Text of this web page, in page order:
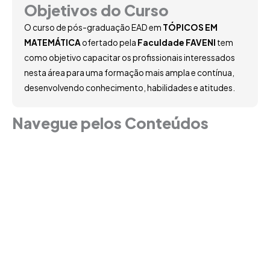
Objetivos do Curso
O curso de pós-graduação EAD em TÓPICOS EM
MATEMÁTICAofertado pela Faculdade FAVENI tem
como objetivo capacitar os profissionais interessados
nesta área para uma formação mais ampla e contínua,
desenvolvendo conhecimento, habilidades e atitudes.
Navegue pelos Conteúdos